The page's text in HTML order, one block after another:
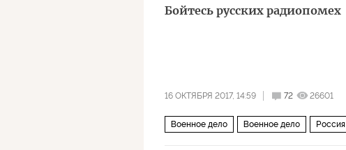
Бойтесь русских радиопомех
16 ОКТЯБРЯ 2017, 14:59 72 26601
Военное дело Военное дело Россия